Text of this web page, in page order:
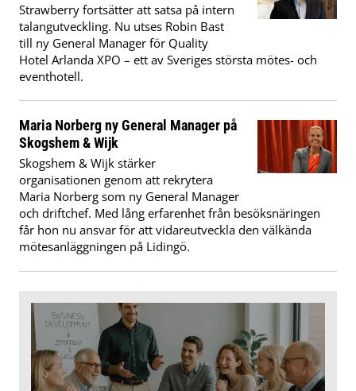
Strawberry fortsätter att satsa på intern
talangutveckling. Nu utses Robin Bast
till ny General Manager för Quality
Hotel Arlanda XPO – ett av Sveriges största mötes- och
eventhotell.
Maria Norberg ny General Manager på
Skogshem & Wijk
Skogshem & Wijk stärker
organisationen genom att rekrytera
Maria Norberg som ny General Manager
och driftchef. Med lång erfarenhet från besöksnäringen
får hon nu ansvar för att vidareutveckla den välkända
mötesanläggningen på Lidingö.